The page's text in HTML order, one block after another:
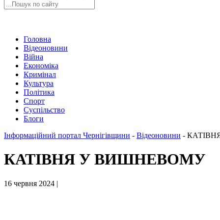
Головна
Відеоновини
Війна
Економіка
Кримінал
Культура
Політика
Спорт
Суспільство
Блоги
Інформаційний портал Чернігівщини - Відеоновини -
КАТІВНЯ У ВИШНЕВОМУ
16 червня 2024 |